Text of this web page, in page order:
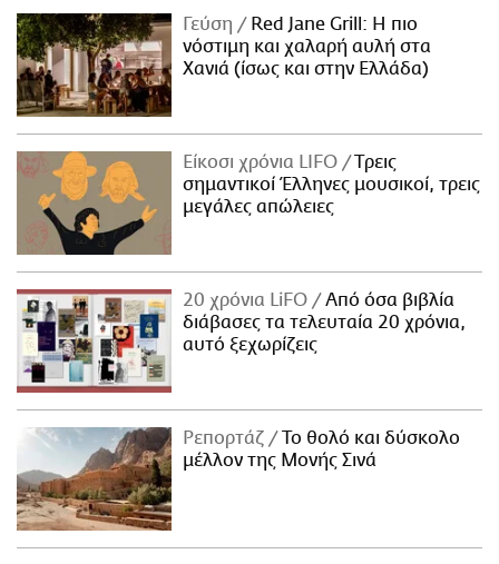
ΑΜΠΑ
PRINT
Γεύση
Red Jane Grill: Η πιο
νόστιμη και χαλαρή αυλή στα
Χανιά (ίσως και στην Ελλάδα)
Είκοσι χρόνια LIFO
Tρεις
σημαντικοί Έλληνες μουσικοί, τρεις
μεγάλες απώλειες
20 χρόνια LiFO
Από όσα βιβλία
διάβασες τα τελευταία 20 χρόνια,
αυτό ξεχωρίζεις
Ρεπορτάζ
Το θολό και δύσκολο
μέλλον της Μονής Σινά